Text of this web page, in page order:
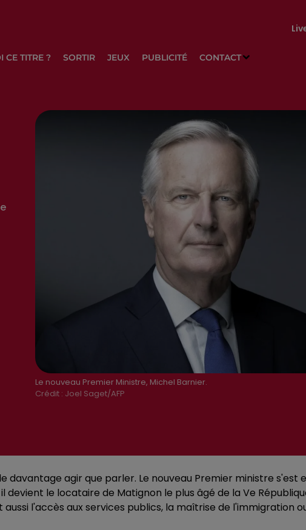
CE TITRE ? SORTIR JEUX PUBLICITÉ CONTACT
Le nouveau Premier Ministre, Michel Barnier.
Crédit : Joel Saget/AFP
agir que parler. Le nouveau Premier ministre s'est
le locataire de Matignon le plus âgé de la Ve
l'accès aux services publics, la maîtrise de l'immigration